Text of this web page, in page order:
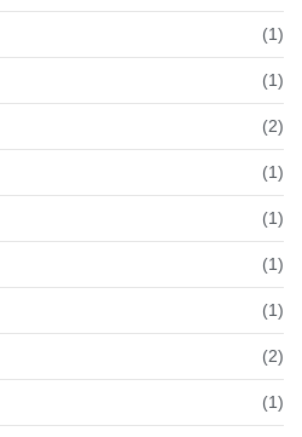
(1)
(1)
(2)
(1)
(1)
(1)
(1)
(2)
(1)